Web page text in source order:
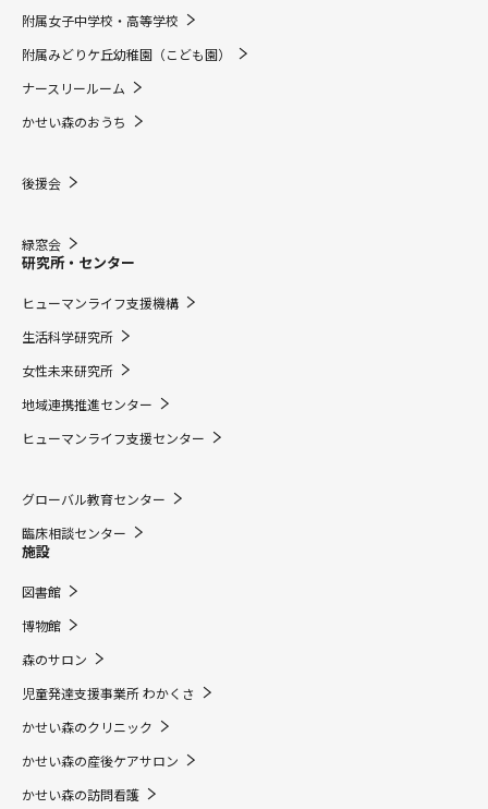
附属女子中学校・高等学校
附属みどりケ丘幼稚園（こども園）
ナースリールーム
かせい森のおうち
後援会
緑窓会
研究所・センター
ヒューマンライフ支援機構
生活科学研究所
女性未来研究所
地域連携推進センター
ヒューマンライフ支援センター
グローバル教育センター
臨床相談センター
施設
図書館
博物館
森のサロン
児童発達支援事業所 わかくさ
かせい森のクリニック
かせい森の産後ケアサロン
かせい森の訪問看護